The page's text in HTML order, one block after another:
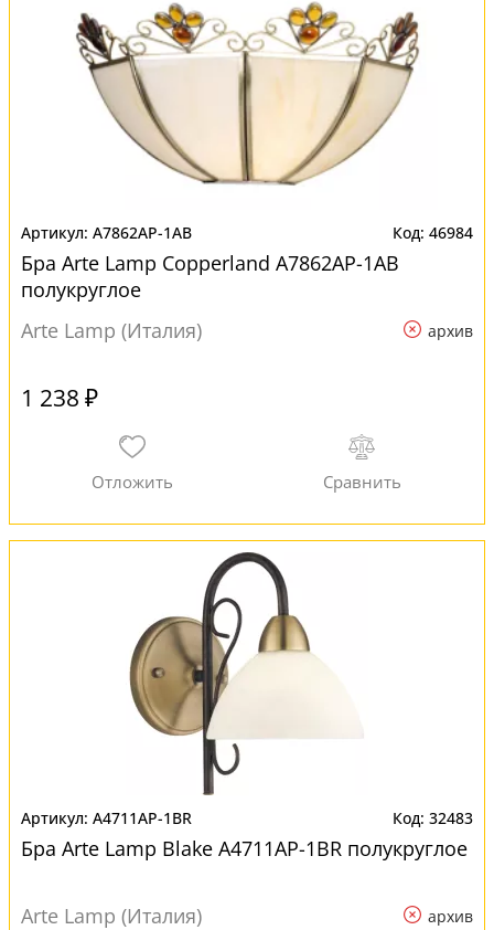
A7862AP-1AB 46984
Бра Arte Lamp Copperland A7862AP-1AB
полукруглое
Arte Lamp (Италия)
архив
1 238 ₽
A4711AP-1BR 32483
Бра Arte Lamp Blake A4711AP-1BR полукруглое
Arte Lamp (Италия) архив